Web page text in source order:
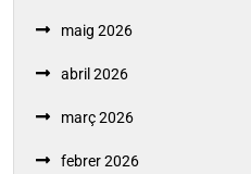
maig 2026
abril 2026
març 2026
febrer 2026